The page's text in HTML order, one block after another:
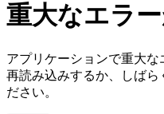
重大なエラ
アプリケーションで重大
再読み込みするか、しばら
ださい。